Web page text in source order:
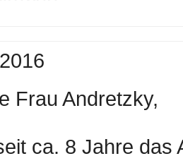
Frau Andretzky,
ca. 8 Jahre das